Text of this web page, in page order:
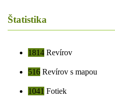
Štatistika
1814 Revírov
516 Revírov s mapou
1041 Fotiek